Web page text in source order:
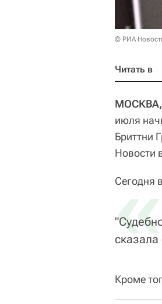
© РИА
Читать в
МОСКВА,
июля
Бриттни
Новости
Сегодня
«
сказала
Кроме